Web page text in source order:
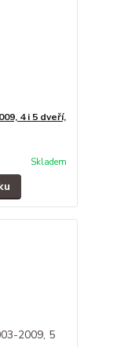
4 i 5 dveří,
Skladem